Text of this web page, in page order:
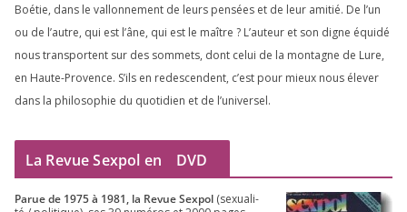
Boétie, dans le val­lon­ne­ment de leurs pen­sées et de leur ami­tié. De l’un
ou de l’autre, qui est l’âne, qui est le maître ? L’auteur et son digne équi­dé
nous trans­portent sur des som­mets, dont celui de la mon­tagne de Lure,
en Haute-Provence. S’ils en redes­cendent, c’est pour mieux nous éle­ver
dans la phi­lo­so­phie du quo­ti­dien et de l’universel.
La Revue Sexpol en DVD
Parue de 1975à 1981, la Revue Sex­pol (sexua­li­